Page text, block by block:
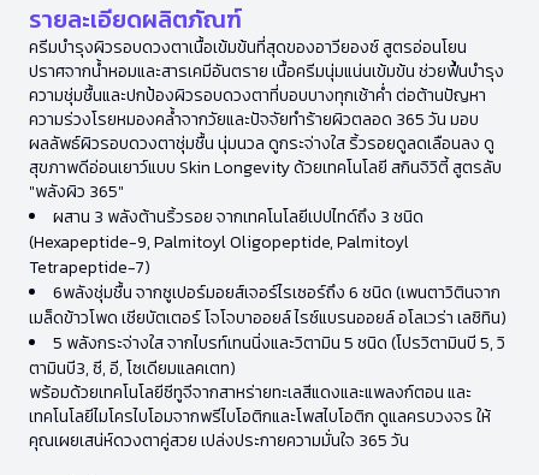
รายละเอียดผลิตภัณฑ์
ครีมบำรุงผิวรอบดวงตาเนื้อเข้มข้นที่สุดของอาวียองซ์ สูตรอ่อนโยน
ปราศจากน้ำหอมและสารเคมีอันตราย เนื้อครีมนุ่มแน่นเข้มข้น ช่วยฟื้นบำรุง
ความชุ่มชื้นและปกป้องผิวรอบดวงตาที่บอบบางทุกเช้าค่ำ ต่อต้านปัญหา
ความร่วงโรยหมองคล้ำจากวัยและปัจจัยทำร้ายผิวตลอด 365 วัน มอบ
ผลลัพธ์ผิวรอบดวงตาชุ่มชื้น นุ่มนวล ดูกระจ่างใส ริ้วรอยดูลดเลือนลง ดู
สุขภาพดีอ่อนเยาว์แบบ Skin Longevity ด้วยเทคโนโลยี สกินจิวิตี้ สูตรลับ
"พลังผิว 365"
ผสาน 3 พลังต้านริ้วรอย จากเทคโนโลยีเปปไทด์ถึง 3 ชนิด
(Hexapeptide-9, Palmitoyl Oligopeptide, Palmitoyl
Tetrapeptide-7)
6พลังชุ่มชื้น จากซูเปอร์มอยส์เจอร์ไรเซอร์ถึง 6 ชนิด (เพนตาวิตินจาก
เมล็ดข้าวโพด เชียบัตเตอร์ โจโจบาออยล์ ไรซ์แบรนออยล์ อโลเวร่า เลซิทิน)
5 พลังกระจ่างใส จากไบรท์เทนนิ่งและวิตามิน 5 ชนิด (โปรวิตามินบี 5, วิ
ตามินบี3, ซี, อี, โซเดียมแลคเตท)
พร้อมด้วยเทคโนโลยีซีทูจีจากสาหร่ายทะเลสีแดงและแพลงก์ตอน และ
เทคโนโลยีไมโครไบโอมจากพรีไบโอติกและโพสไบโอติก ดูแลครบวงจร ให้
คุณเผยเสน่ห์ดวงตาคู่สวย เปล่งประกายความมั่นใจ 365 วัน